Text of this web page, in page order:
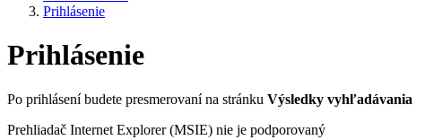
Prihlásenie
Prihlásenie
Po prihlásení budete presmerovaní na stránku Výsledky vyhľadávania
Prehliadač Internet Explorer (MSIE) nie je podporovaný